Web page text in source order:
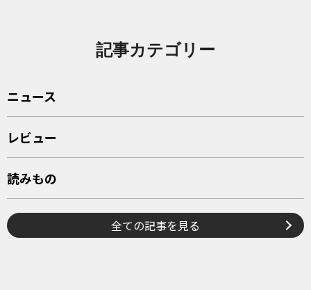
記事カテゴリー
ニュース
レビュー
読みもの
全ての記事を見る